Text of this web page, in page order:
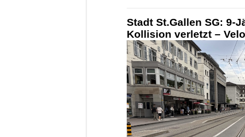
Stadt St.Gallen SG: 9-
Kollision verletzt –